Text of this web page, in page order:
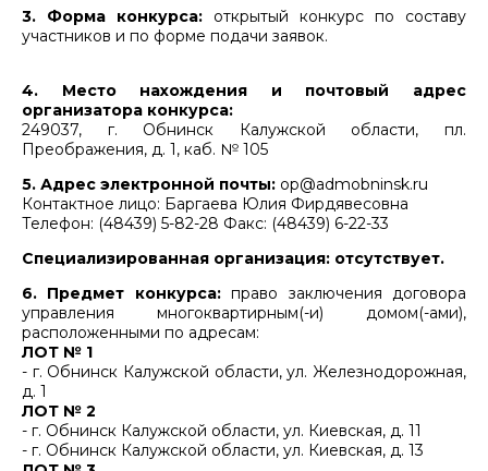
3. Форма конкурса: открытый конкурс по составу
участников и по форме подачи заявок.
4. Место нахождения и почтовый адрес
организатора конкурса:
249037, г. Обнинск Калужской области, пл.
Преображения, д. 1, каб. № 105
5. Адрес электронной почты: ор@admobninsk.ru
Контактное лицо: Баргаева Юлия Фирдявесовна
Телефон: (48439) 5-82-28 Факс: (48439) 6-22-33
Специализированная организация: отсутствует.
6. Предмет конкурса:право заключения договора
управления многоквартирным(-и) домом(-ами),
расположенными по адресам:
ЛОТ № 1
- г. Обнинск Калужской области, ул. Железнодорожная,
д. 1
ЛОТ № 2
- г. Обнинск Калужской области, ул. Киевская, д. 11
- г. Обнинск Калужской области, ул. Киевская, д. 13